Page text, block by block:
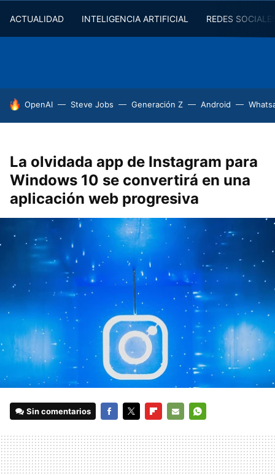
ACTUALIDAD INTELIGENCIA ARTIFICIAL REDES
HOY SE HABLA DE
OpenAI Steve Jobs Generación Z Android
La olvidada app de Instagram para
Windows 10 se convertirá en una
aplicación web progresiva
Sin comentarios
MAIL